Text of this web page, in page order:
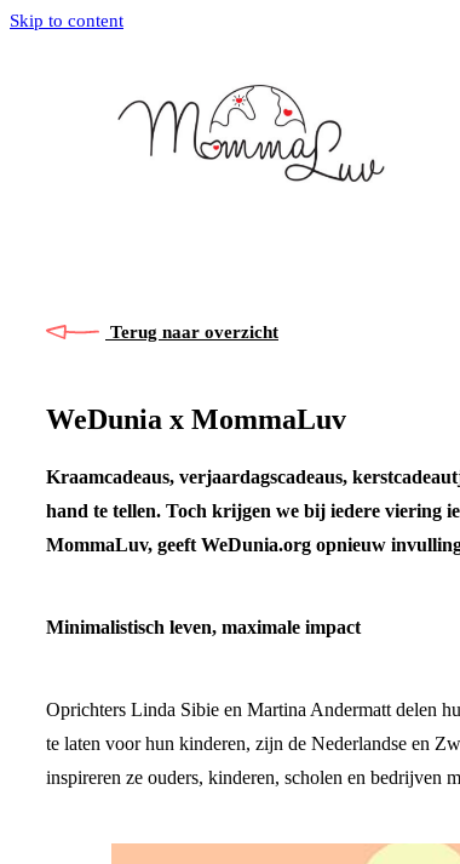
Skip to content
Terug naar overzicht
WeDunia x MommaLuv
Kraamcadeaus, verjaardagscadeaus,
hand te tellen. Toch krijgen we bij iedere viering
MommaLuv, geeft WeDunia.org opnieuw
Minimalistisch leven, maximale impact
Oprichters Linda Sibie en Martina Andermatt delen
te laten voor hun kinderen, zijn de Nederlandse en
inspireren ze ouders, kinderen, scholen en bedrijven